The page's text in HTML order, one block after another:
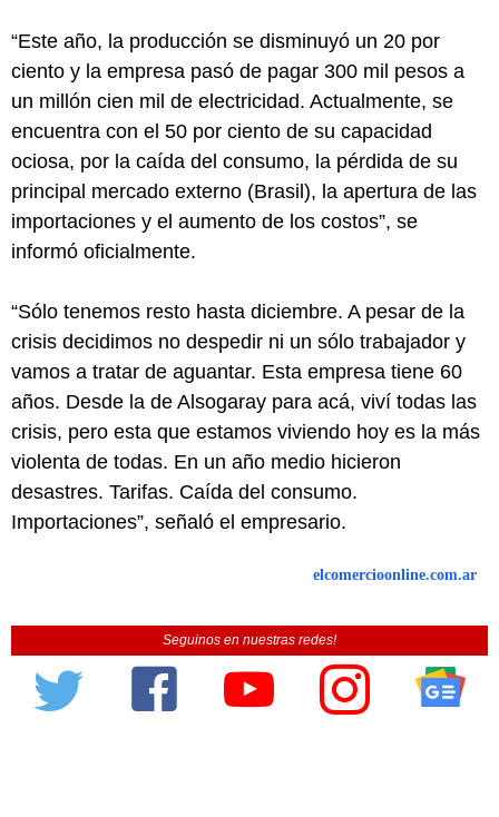
“Este año, la producción se disminuyó un 20 por
ciento y la empresa pasó de pagar 300 mil pesos a
un millón cien mil de electricidad. Actualmente, se
encuentra con el 50 por ciento de su capacidad
ociosa, por la caída del consumo, la pérdida de su
principal mercado externo (Brasil), la apertura de las
importaciones y el aumento de los costos”, se
informó oficialmente.
“Sólo tenemos resto hasta diciembre. A pesar de la
crisis decidimos no despedir ni un sólo trabajador y
vamos a tratar de aguantar. Esta empresa tiene 60
años. Desde la de Alsogaray para acá, viví todas las
crisis, pero esta que estamos viviendo hoy es la más
violenta de todas. En un año medio hicieron
desastres. Tarifas. Caída del consumo.
Importaciones”, señaló el empresario.
elcomercioonline.com.ar
Seguinos en nuestras redes!